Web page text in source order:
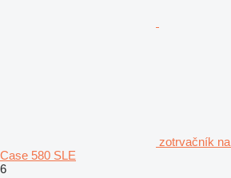
zotrvačník
Case 580 SLE
6